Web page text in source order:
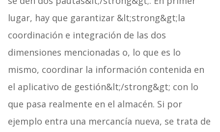
lugar, hay que garantizar &lt;strong&gt;la
coordinación e integración de las dos
dimensiones mencionadas o, lo que es lo
mismo, coordinar la información contenida en
el aplicativo de gestión&lt;/strong&gt; con lo
que pasa realmente en el almacén. Si por
ejemplo entra una mercancía nueva, se trata de